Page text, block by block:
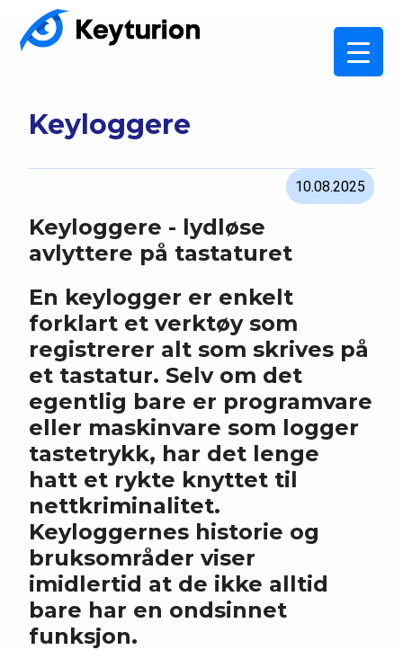
Keyloggere
10.08.2025
Keyloggere - lydløse
avlyttere på tastaturet
En keylogger er enkelt
forklart et verktøy som
registrerer alt som skrives på
et tastatur. Selv om det
egentlig bare er programvare
eller maskinvare som logger
tastetrykk, har det lenge
hatt et rykte knyttet til
nettkriminalitet.
Keyloggernes historie og
bruksområder viser
imidlertid at de ikke alltid
bare har en ondsinnet
funksjon.